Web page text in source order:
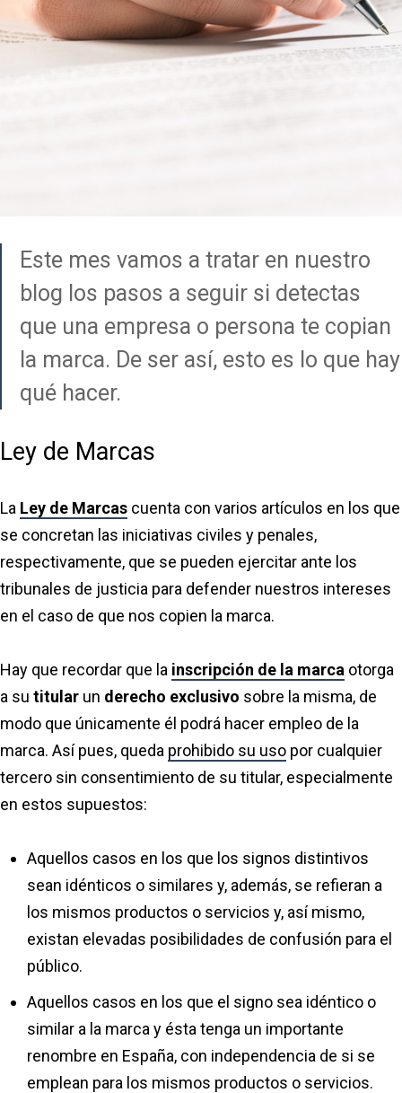
Este mes vamos a tratar en nuestro
blog los pasos a seguir si detectas
que una empresa o persona te copian
la marca. De ser así, esto es lo que hay
qué hacer.
Ley de Marcas
La Ley de Marcas cuenta con varios artículos en los que
se concretan las iniciativas civiles y penales,
respectivamente, que se pueden ejercitar ante los
tribunales de justicia para defender nuestros intereses
en el caso de que nos copien la marca.
Hay que recordar que la inscripción de la marca otorga
a su titular un derecho exclusivo sobre la misma, de
modo que únicamente él podrá hacer empleo de la
marca. Así pues, queda prohibido su uso por cualquier
tercero sin consentimiento de su titular, especialmente
en estos supuestos:
Aquellos casos en los que los signos distintivos
sean idénticos o similares y, además, se refieran a
los mismos productos o servicios y, así mismo,
existan elevadas posibilidades de confusión para el
público.
Aquellos casos en los que el signo sea idéntico o
similar a la marca y ésta tenga un importante
renombre en España, con independencia de si se
emplean para los mismos productos o servicios.